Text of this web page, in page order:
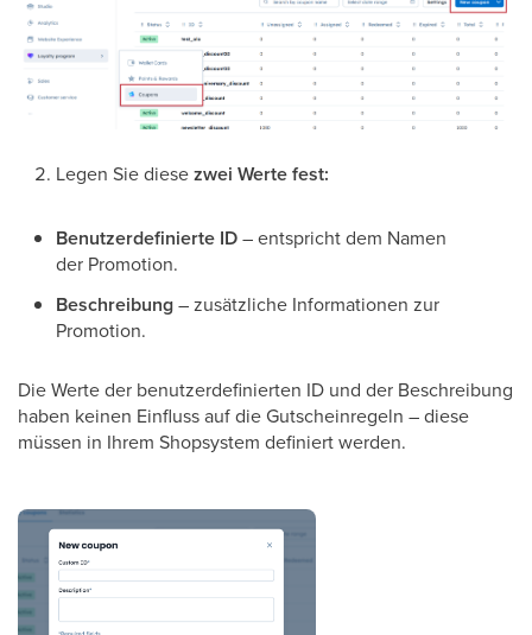
Legen Sie diesezwei Werte fest:
Benutzerdefinierte ID– entspricht dem Namen
der Promotion.
Beschreibung– zusätzliche Informationen zur
Promotion.
Die Werte der benutzerdefinierten ID und der Beschreibung
haben keinen Einfluss auf die Gutscheinregeln – diese
müssen in Ihrem Shopsystem definiert werden.